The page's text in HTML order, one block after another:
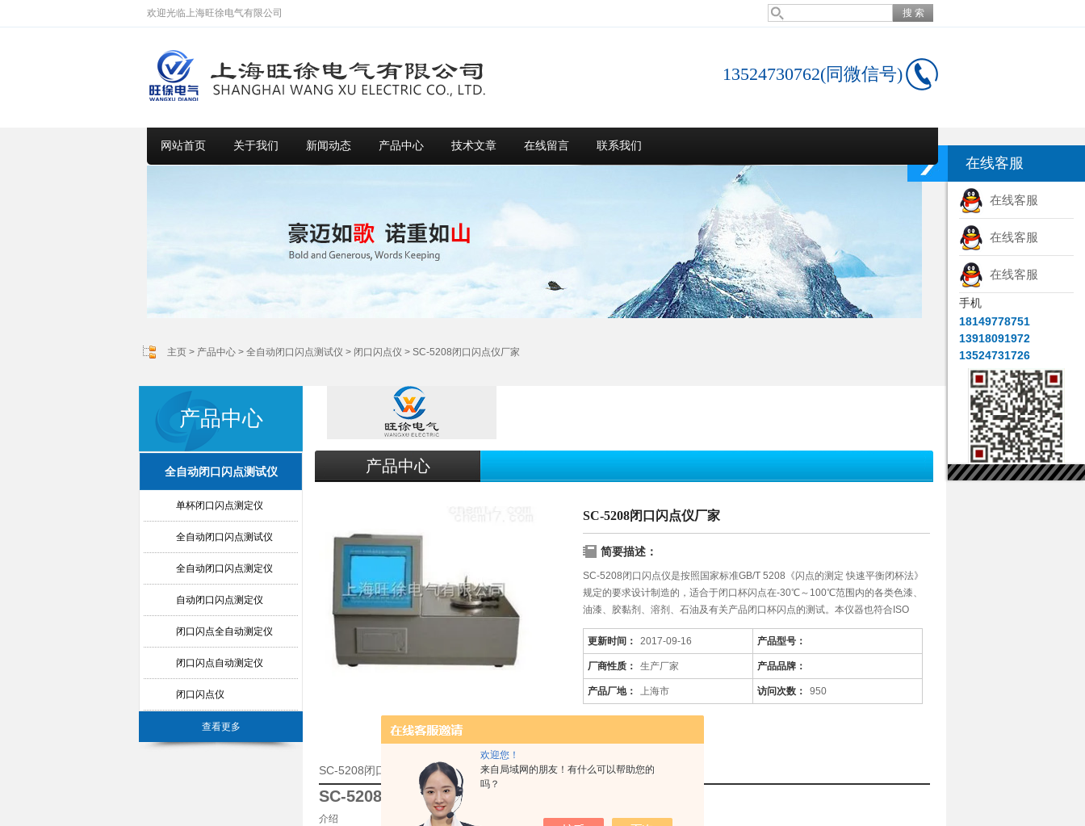
欢迎您！
来自局域网的朋友！有什么可以帮助您的
吗？
欢迎光临上海旺徐电气有限公司
13524730762(同微信号)
网站首页 关于我们 新闻动态 产品中心 技术文章 在线留言 联系我们
主页 > 产品中心 > 全自动闭口闪点测试仪 > 闭口闪点仪 > SC-5208闭口闪点仪厂家
产品中心
全自动闭口闪点测试仪
单杯闭口闪点测定仪
全自动闭口闪点测试仪
全自动闭口闪点测定仪
自动闭口闪点测定仪
闭口闪点全自动测定仪
闭口闪点自动测定仪
闭口闪点仪
查看更多
产品中心
SC-5208闭口闪点仪厂家
简要描述：
SC-5208闭口闪点仪是按照国家标准GB/T 5208《闪点的测定 快速平衡闭杯法》
规定的要求设计制造的，适合于闭口杯闪点在-30℃～100℃范围内的各类色漆、
油漆、胶黏剂、溶剂、石油及有关产品闭口杯闪点的测试。本仪器也符合ISO
更新时间： 2017-09-16 产品型号：
厂商性质： 生产厂家 产品品牌：
产品厂地： 上海市 访问次数： 950
SC-5208闭口闪点仪厂家的详细资料：
SC-5208闭口闪点仪
介绍
在线客服
在线客服
在线客服
在线客服
手机
18149778751
13918091972
13524731726